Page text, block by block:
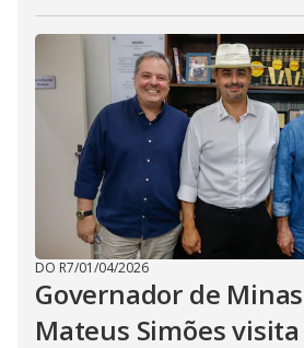
DO R7/01/04/2026
Governador de
Mateus Simões